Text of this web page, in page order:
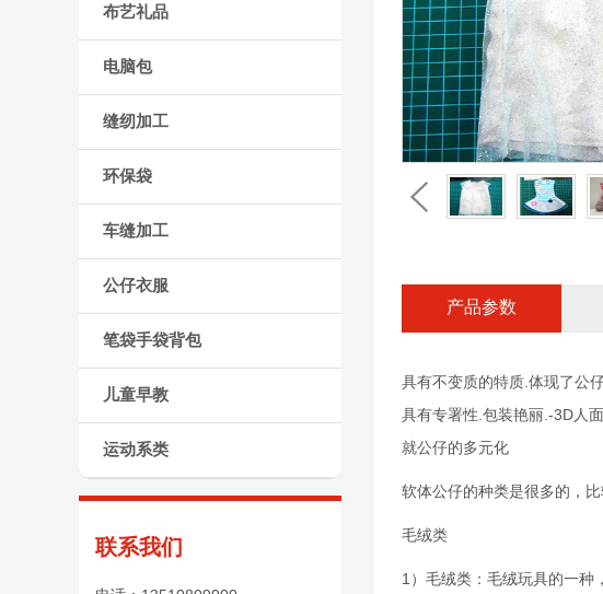
布艺礼品
电脑包
缝纫加工
环保袋
车缝加工
公仔衣服
笔袋手袋背包
儿童早教
运动系类
联系我们
产品参数
具有不变质的特质.体现了公
具有专署性.包装艳丽.-3D人
就公仔的多元化
软体公仔的种类是很多的，
毛绒类
1）毛绒类：毛绒玩具的一种